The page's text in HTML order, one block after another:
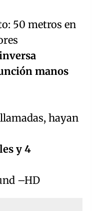
50 metros en
manos
hayan
y 4
–HD